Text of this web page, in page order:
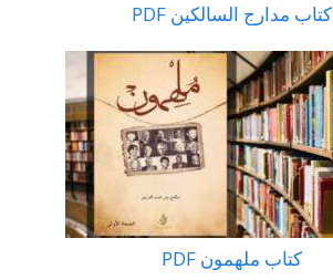
كتاب مدارج السالكين PDF
كتاب ملهمون PDF